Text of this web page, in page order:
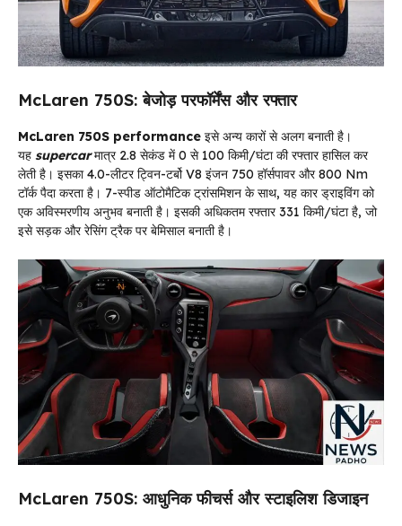
McLaren 750S: बेजोड़ परफॉर्मेंस और रफ्तार
McLaren 750S performance इसे अन्य कारों से अलग बनाती है।
यह supercar मात्र 2.8 सेकंड में 0 से 100 किमी/घंटा की रफ्तार हासिल कर
लेती है। इसका 4.0-लीटर ट्विन-टर्बो V8 इंजन 750 हॉर्सपावर और 800 Nm
टॉर्क पैदा करता है। 7-स्पीड ऑटोमैटिक ट्रांसमिशन के साथ, यह कार ड्राइविंग को
एक अविस्मरणीय अनुभव बनाती है। इसकी अधिकतम रफ्तार 331 किमी/घंटा है, जो
इसे सड़क और रेसिंग ट्रैक पर बेमिसाल बनाती है।
McLaren 750S: आधुनिक फीचर्स और स्टाइलिश डिजाइन